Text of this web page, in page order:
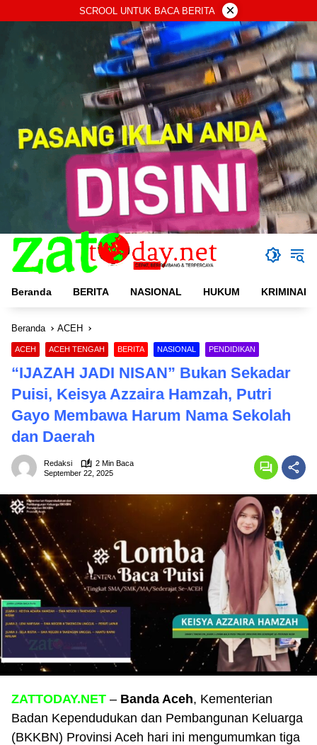
ke
SCROOL UNTUK BACA BERITA ×
Beranda BERITA NASIONAL HUKUM KRIMINAL
Beranda ACEH
ACEH ACEH TENGAH BERITA NASIONAL PENDIDIKAN
“IJAZAH JADI NISAN” Bukan Sekadar
Puisi, Keisya Azzaira Hamzah, Putri
Gayo Membawa Harum Nama Sekolah
dan Daerah
Redaksi
2 Min Baca
September 22, 2025
ZATTODAY.NET – Banda Aceh, Kementerian
Badan Kependudukan dan Pembangunan Keluarga
(BKKBN) Provinsi Aceh hari ini mengumumkan tiga